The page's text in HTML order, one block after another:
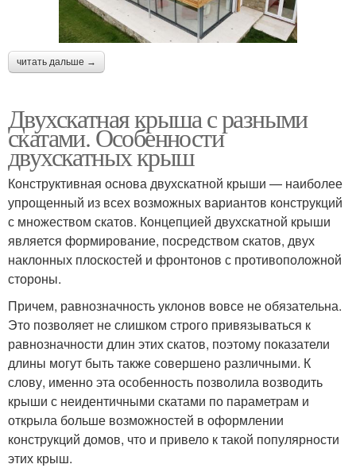
читать дальше →
Двухскатная крыша с разными
скатами. Особенности
двухскатных крыш
Конструктивная основа двухскатной крыши — наиболее
упрощенный из всех возможных вариантов конструкций
с множеством скатов. Концепцией двухскатной крыши
является формирование, посредством скатов, двух
наклонных плоскостей и фронтонов с противоположной
стороны.
Причем, равнозначность уклонов вовсе не обязательна.
Это позволяет не слишком строго привязываться к
равнозначности длин этих скатов, поэтому показатели
длины могут быть также совершено различными. К
слову, именно эта особенность позволила возводить
крыши с неидентичными скатами по параметрам и
открыла больше возможностей в оформлении
конструкций домов, что и привело к такой популярности
этих крыш.